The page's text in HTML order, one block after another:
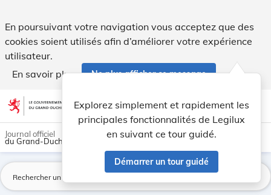
En poursuivant votre navigation vous acceptez que des
cookies soient utilisés afin d’améliorer votre expérience
utilisateur.
En savoir plus
Ne plus afficher ce message
Aller au contenu account_circle help Aide
Explorez simplement et rapidement les
principales fonctionnalités de Legilux
en suivant ce tour guidé.
Démarrer un tour guidé
light_mode dark_mode
Journal officiel
du Grand-Duché de Luxembourg